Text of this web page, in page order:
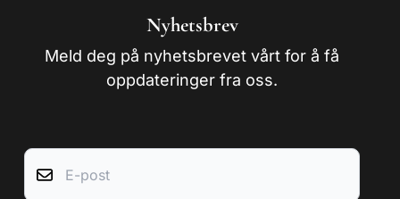
Om oss
Kontakt oss
Nyhetsbrev
Meld deg på nyhetsbrevet vårt for å få
oppdateringer fra oss.